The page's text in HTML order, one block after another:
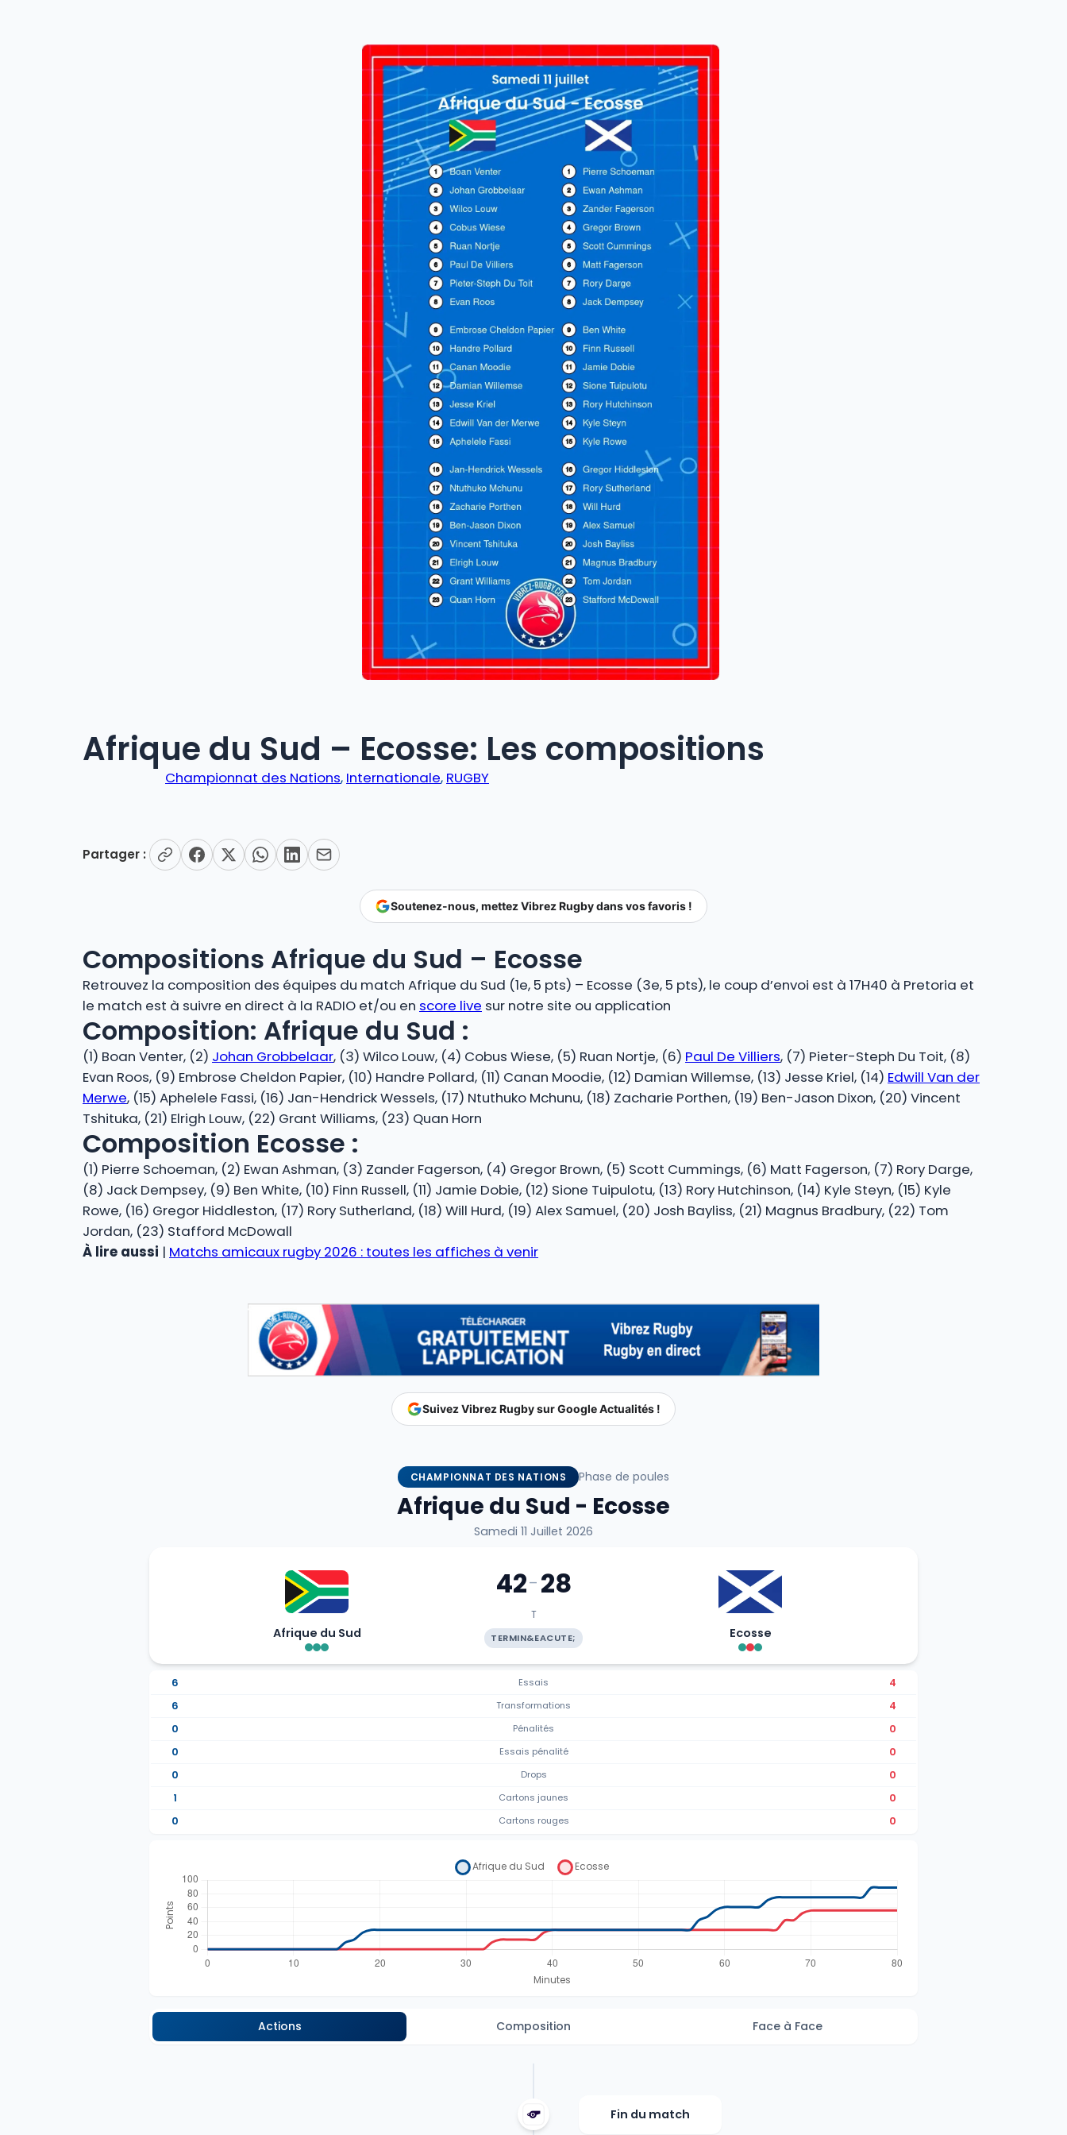
Afrique du Sud – Ecosse: Les compositions
Championnat des Nations, Internationale, RUGBY
Partager :
Soutenez-nous, mettez Vibrez Rugby dans vos favoris !
Compositions Afrique du Sud – Ecosse
Retrouvez la composition des équipes du match Afrique du Sud (1e, 5 pts) – Ecosse (3e, 5 pts), le coup d’envoi est à 17H40 à Pretoria et
le match est à suivre en direct à la RADIO et/ou en score live sur notre site ou application
Composition: Afrique du Sud :
(1) Boan Venter, (2) Johan Grobbelaar, (3) Wilco Louw, (4) Cobus Wiese, (5) Ruan Nortje, (6) Paul De Villiers, (7) Pieter-Steph Du Toit, (8)
Evan Roos, (9) Embrose Cheldon Papier, (10) Handre Pollard, (11) Canan Moodie, (12) Damian Willemse, (13) Jesse Kriel, (14) Edwill Van der
Merwe, (15) Aphelele Fassi, (16) Jan-Hendrick Wessels, (17) Ntuthuko Mchunu, (18) Zacharie Porthen, (19) Ben-Jason Dixon, (20) Vincent
Tshituka, (21) Elrigh Louw, (22) Grant Williams, (23) Quan Horn
Composition Ecosse :
(1) Pierre Schoeman, (2) Ewan Ashman, (3) Zander Fagerson, (4) Gregor Brown, (5) Scott Cummings, (6) Matt Fagerson, (7) Rory Darge,
(8) Jack Dempsey, (9) Ben White, (10) Finn Russell, (11) Jamie Dobie, (12) Sione Tuipulotu, (13) Rory Hutchinson, (14) Kyle Steyn, (15) Kyle
Rowe, (16) Gregor Hiddleston, (17) Rory Sutherland, (18) Will Hurd, (19) Alex Samuel, (20) Josh Bayliss, (21) Magnus Bradbury, (22) Tom
Jordan, (23) Stafford McDowall
À lire aussi | Matchs amicaux rugby 2026 : toutes les affiches à venir
Suivez Vibrez Rugby sur Google Actualités !
CHAMPIONNAT DES NATIONS Phase de poules
Afrique du Sud - Ecosse
Samedi 11 Juillet 2026
Afrique du Sud
42-28
T
TERMIN&EACUTE; Ecosse
6 Essais
4
6
Transformations
4
0
Pénalités
0
0
Essais pénalité
0
0
Drops
0
1
Cartons jaunes
0
0
Cartons rouges 0
Actions Composition Face à Face
Fin du match